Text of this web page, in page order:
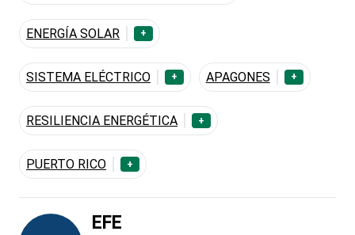
ENERGÍA SOLAR +
SISTEMA ELÉCTRICO + APAGONES +
RESILIENCIA ENERGÉTICA +
PUERTO RICO +
EFE